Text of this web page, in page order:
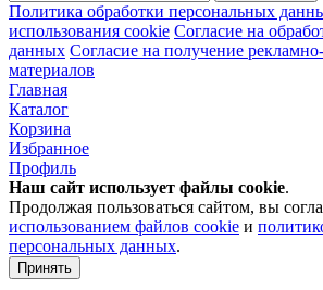
Политика обработки персональных
использования cookie Согласие на
данных Согласие на получение
материалов
Главная
Каталог
Корзина
Избранное
Профиль
Наш сайт использует файлы cookie.
Продолжая пользоваться сайтом, вы
использованием файлов cookie и
персональных данных.
Принять